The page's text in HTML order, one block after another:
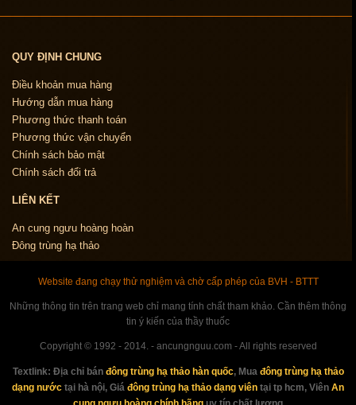
QUY ĐỊNH CHUNG
Điều khoản mua hàng
Hướng dẫn mua hàng
Phương thức thanh toán
Phương thức vận chuyển
Chính sách bảo mật
Chính sách đổi trả
LIÊN KẾT
An cung ngưu hoàng hoàn
Đông trùng hạ thảo
Website đang chạy thử nghiệm và chờ cấp phép của BVH - BTTT
Những thông tin trên trang web chỉ mang tính chất tham khảo. Cần thêm thông
tin ý kiến của thầy thuốc
Copyright © 1992 - 2014. - ancungnguu.com - All rights reserved
Textlink: Địa chỉ bán đông trùng hạ thảo hàn quốc, Mua đông trùng hạ thảo
dạng nước tại hà nội, Giá đông trùng hạ thảo dạng viên tại tp hcm, Viên An